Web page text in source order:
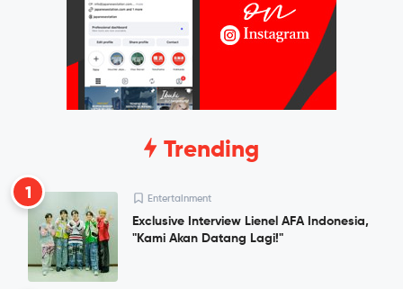
Trending
1 Entertainment
Exclusive Interview Lienel AFA Indonesia,
"Kami Akan Datang Lagi!"